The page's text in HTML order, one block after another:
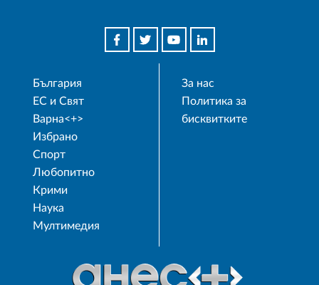
България
ЕС и Свят
Варна<+>
Избрано
Спорт
Любопитно
Крими
Наука
Мултимедия
За нас
Политика за
бисквитките